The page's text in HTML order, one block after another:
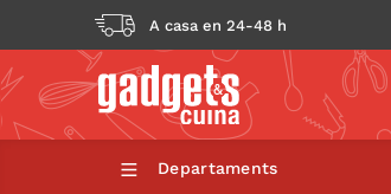
A casa en 24-48 h
Departaments